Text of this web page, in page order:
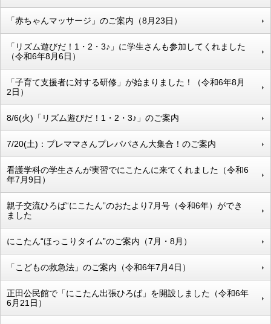
「赤ちゃんマッサージ」のご案内（8月23日）
「リズム遊びだ！1・2・3♪」に学生さんも参加してくれました
（令和6年8月6日）
「子育て支援者に対する研修」が始まりました！（令和6年8月
2日）
8/6(火)「リズム遊びだ！1・2・3♪」のご案内
7/20(土)：プレママさんプレパパさん大集合！のご案内
看護学科の学生さんが実習でにこたんに来てくれました（令和6
年7月9日）
親子交流ひろば“にこたん”のおたより7月号（令和6年）ができ
ました
にこたん“ほっこりタイム”のご案内（7月・8月）
「こどもの救急法」のご案内（令和6年7月4日）
正田公民館で「にこたん出張ひろば」を開設しました（令和6年
6月21日）